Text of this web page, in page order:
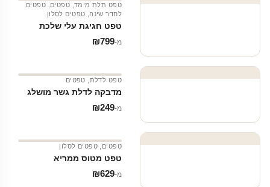
טפט תלת מימד טפטים
טפטים
לחדר שינה
טפטים לסלון
טפט חגיגת עלי שלכת
מ‑ ₪799
טפט לדלת טפטים
מדבקה לדלת גשר מושלג
מ‑ ₪249
טפטים טפטים לסלון
טפט מטוס ממריא
מ‑ ₪629